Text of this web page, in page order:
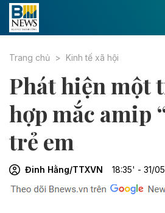
Trang chủ Kinh tế xã hội
Phát hiện một
hợp mắc amip
trẻ em
Đinh Hằng/TTXVN 18:35' - 31/